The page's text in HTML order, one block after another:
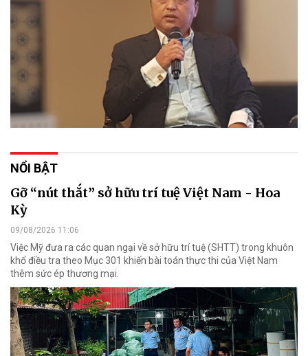
NỔI BẬT
Gỡ “nút thắt” sở hữu trí tuệ Việt Nam - Hoa
Kỳ
09/08/2026 11:06
Việc Mỹ đưa ra các quan ngại về sở hữu trí tuệ (SHTT) trong khuôn
khổ điều tra theo Mục 301 khiến bài toán thực thi của Việt Nam
thêm sức ép thương mại.